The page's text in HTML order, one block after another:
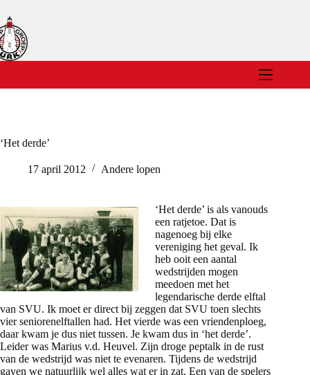
naar
de
inhoud
‘Het derde’
17 april 2012 Andere lopen
‘Het derde’ is als vanouds
een ratjetoe. Dat is
nagenoeg bij elke
vereniging het geval. Ik
heb ooit een aantal
wedstrijden mogen
meedoen met het
legendarische derde elftal
van SVU. Ik moet er direct bij zeggen dat SVU toen slechts
vier seniorenelftallen had. Het vierde was een vriendenploeg,
daar kwam je dus niet tussen. Je kwam dus in ‘het derde’.
Leider was Marius v.d. Heuvel. Zijn droge peptalk in de rust
van de wedstrijd was niet te evenaren. Tijdens de wedstrijd
gaven we natuurlijk wel alles wat er in zat. Een van de spelers